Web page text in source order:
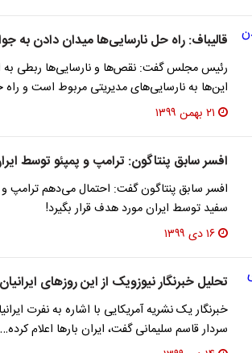
قالیباف: راه حل نارسایی‌ها میدان دادن به
رئیس مجلس گفت: نقص‌ها و نارسایی‌ها ربطی به
این‌ها به نارسایی‌های مدیریتی مربوط است و
۲۱ بهمن ۱۳۹۹
افسر سابق پنتاگون: ترامپ و پمپئو توسط
افسر سابق پنتاگون گفت: احتمال می‌دهم ترامپ
سفید توسط ایران مورد هدف قرار بگیرد!
۱۶ دی ۱۳۹۹
تحلیل خبرنگار نیوزویک از این روز‌های ایرانیان
خبرنگار یک نشریه آمریکایی با اشاره به نفرت
سردار قاسم سلیمانی گفت، ایران بارها اعلام کرده…